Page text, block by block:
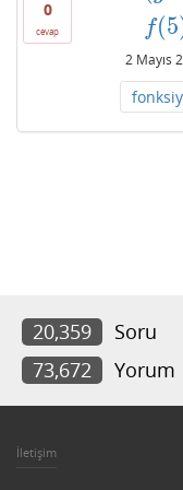
0
cevap f(5
2 Mayıs
20,359 Soru
73,672
Yorum
İletişim